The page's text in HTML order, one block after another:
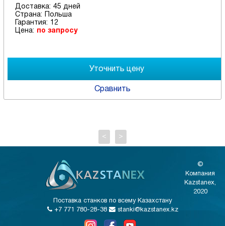
Доставка: 45 дней
Страна:
Польша
Гарантия:
12
Цена:
по запросу
Сравнить
< >
©
Компания
Kazstanex,
2020
Поставка станков по всему Казахстану
+7 771 780-28-38
stanki@kazstanex.kz